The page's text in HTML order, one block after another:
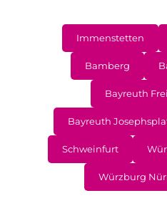
Immenstetten
Bamberg
Bayreuth
Bayreuth
Schweinfurt
Würzburg